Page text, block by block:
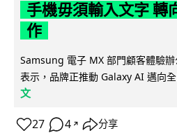
手機毋須輸入文字 轉
作
Samsung 電子 MX 部門顧客體驗
表示，品牌正推動 Galaxy AI 邁向
文
27 4 ↗ 分享